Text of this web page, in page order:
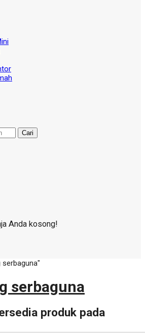
Cari
Anda kosong!
serbaguna"
serbaguna
produk pada